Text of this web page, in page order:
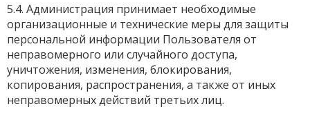
5.4. Администрация принимает необходимые
организационные и технические меры для защиты
персональной информации Пользователя от
неправомерного или случайного доступа,
уничтожения, изменения, блокирования,
копирования, распространения, а также от иных
неправомерных действий третьих лиц.